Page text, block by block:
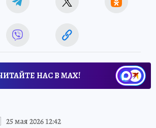
НАС В МАХ!
25 мая 2026 12:42